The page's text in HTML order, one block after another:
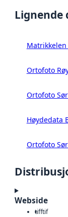
Lignende
Ortofoto
Ortofoto
Høydedata
Ortofoto
Webside
tifftif